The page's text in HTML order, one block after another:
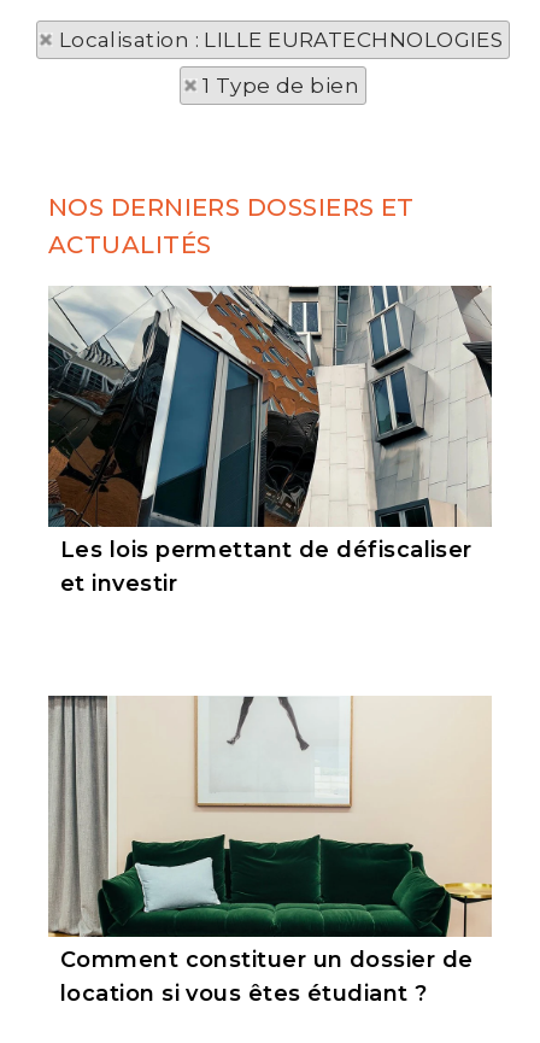
Localisation : LILLE EURATECHNOLOGIES
1 Type de bien
NOS DERNIERS DOSSIERS ET
ACTUALITÉS
Les lois permettant de défiscaliser
et investir
Comment constituer un dossier de
location si vous êtes étudiant ?